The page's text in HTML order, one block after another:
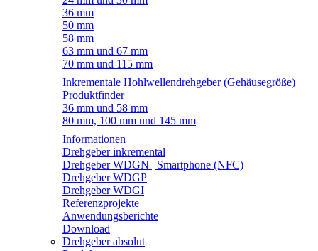
36 mm
50 mm
58 mm
63 mm und 67 mm
70 mm und 115 mm
Inkrementale Hohlwellendrehgeber (Gehäusegröße)
Produktfinder
36 mm und 58 mm
80 mm, 100 mm und 145 mm
Informationen
Drehgeber inkremental
Drehgeber WDGN | Smartphone (NFC)
Drehgeber WDGP
Drehgeber WDGI
Referenzprojekte
Anwendungsberichte
Download
Drehgeber absolut